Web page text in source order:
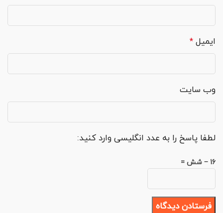
ایمیل *
وب‌ سایت
لطفا پاسخ را به عدد انگلیسی وارد کنید:
16 − شش =